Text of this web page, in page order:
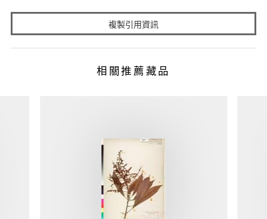
複製引用資訊
相關推薦藏品